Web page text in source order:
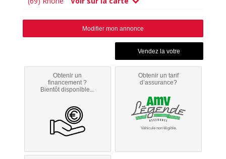
Modifier mon annonce
Obtenir un
financement ?
Bientôt disponible...
Obtenir un tarif
d’assurance?
Véhicule non éligible.